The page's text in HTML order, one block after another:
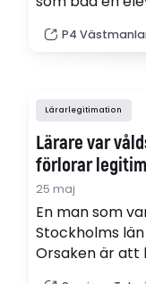
dömdes för
posering och
Lärarnas
P4
Lärarlegitimation
Lärare var
förlorar
25 maj
En man som
Stockholms
Orsaken är att